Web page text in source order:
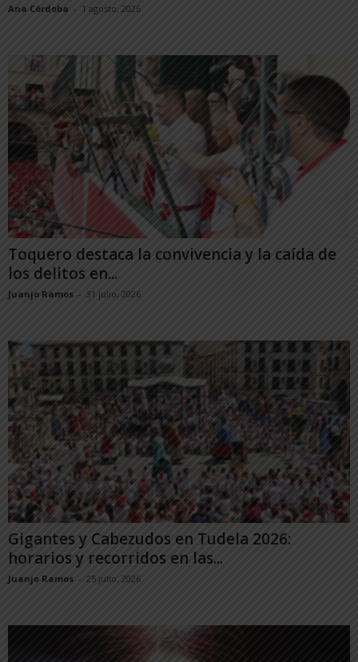
Ana Córdoba - 1 agosto, 2026
Toquero destaca la convivencia y la caída de
los delitos en...
Juanjo Ramos - 31 julio, 2026
Gigantes y Cabezudos en Tudela 2026:
horarios y recorridos en las...
Juanjo Ramos - 25 julio, 2026